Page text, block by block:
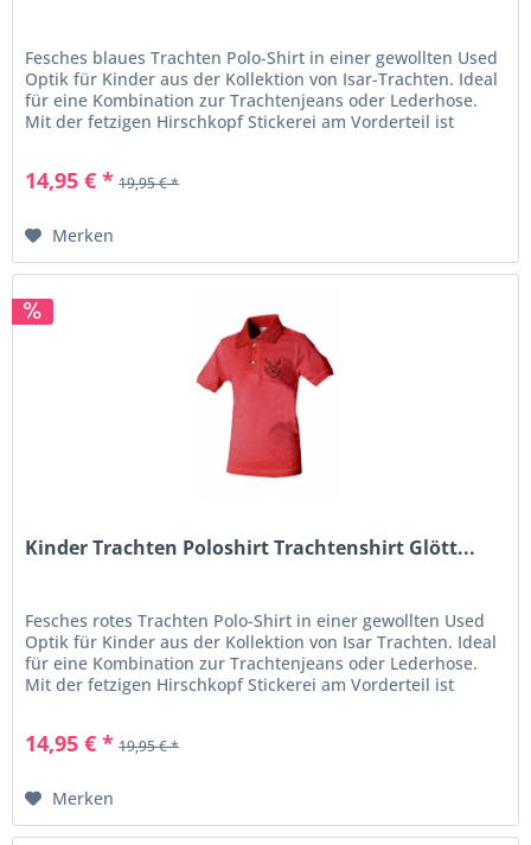
Fesches blaues Trachten Polo-Shirt in einer gewollten Used
Optik für Kinder aus der Kollektion von Isar-Trachten. Ideal
für eine Kombination zur Trachtenjeans oder Lederhose.
Mit der fetzigen Hirschkopf Stickerei am Vorderteil ist
14,95 € * 19,95 € *
Merken
Kinder Trachten Poloshirt Trachtenshirt Glött...
Fesches rotes Trachten Polo-Shirt in einer gewollten Used
Optik für Kinder aus der Kollektion von Isar Trachten. Ideal
für eine Kombination zur Trachtenjeans oder Lederhose.
Mit der fetzigen Hirschkopf Stickerei am Vorderteil ist
14,95 € * 19,95 € *
Merken